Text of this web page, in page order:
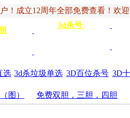
！成立12周年全部免费查看！欢
3d杀号:
选 3d杀垃圾单选 3D百位杀号 3D
图） 免费双胆，三胆，四胆